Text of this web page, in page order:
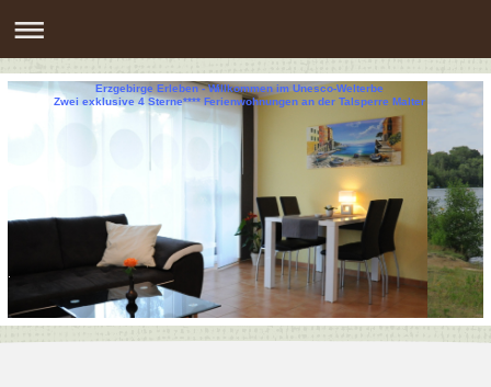
Erzgebirge Erleben - Willkommen im Unesco-Welterbe
Zwei exklusive 4 Sterne**** Ferienwohnungen an der Talsperre Malter